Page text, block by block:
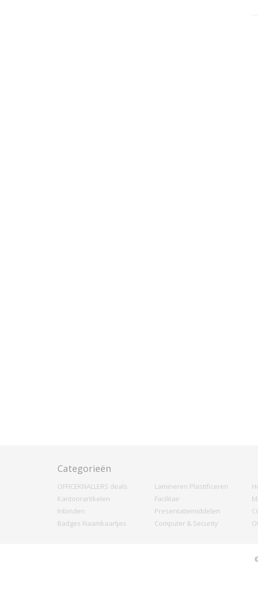
Categorieën
OFFICEKNALLERS deals
Kantoorartikelen
Inbinden
Badges Naamkaartjes
Lamineren Plastificeren
Facilitair
Presentatiemiddelen
Computer & Security